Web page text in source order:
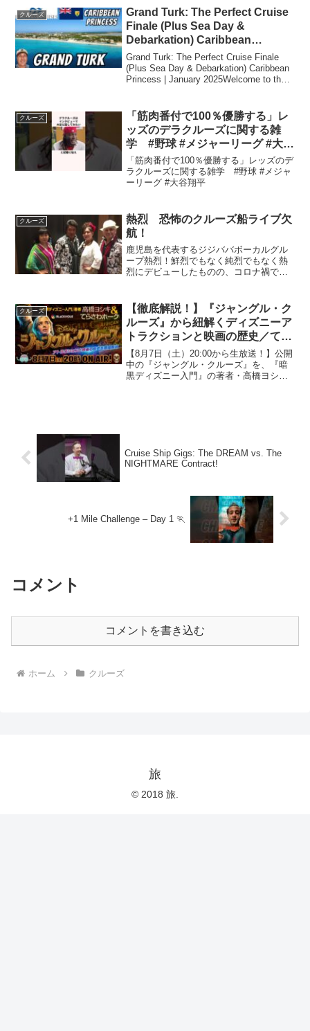
クルーズ
Grand Turk: The Perfect Cruise
Finale (Plus Sea Day &
Debarkation) Caribbean
Princess | January 2025
Grand Turk: The Perfect Cruise Finale
(Plus Sea Day & Debarkation) Caribbean
Princess | January 2025Welcome to the
クルーズ
「筋肉番付で100％優勝する」レ
ッズのデラクルーズに関する雑
学 #野球 #メジャーリーグ #大谷
翔平
「筋肉番付で100％優勝する」レッズのデ
ラクルーズに関する雑学 #野球 #メジャ
ーリーグ #大谷翔平
クルーズ
熱烈 恐怖のクルーズ船ライブ欠
航！
鹿児島を代表するジジババボーカルグル
ープ熱烈！鮮烈でもなく純烈でもなく熱
烈にデビューしたものの、コロナ禍で一
ズ船ライブで燃えていましたが、あえな
く自粛で欠航に！鹿児...
クルーズ
【徹底解説！】『ジャングル・ク
ルーズ』から紐解くディズニーア
トラクションと映画の歴史／てら
さわホーク&高橋ヨシキ
【8月7日（土）20:00から生放送！】公開
中の『ジャングル・クルーズ』を、『暗
黒ディズニー入門』の著者・高橋ヨシキ
Cruise Ship Gigs: The DREAM vs. The
NIGHTMARE Contract!
+1 Mile Challenge – Day 1 🏃
コメント
コメントを書き込む
ホーム クルーズ
旅
© 2018 旅.